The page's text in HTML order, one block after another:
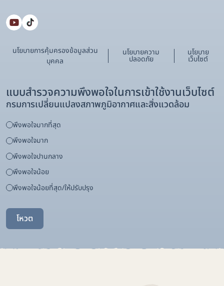
นโยบายการคุ้มครองข้อมูลส่วน
บุคคล
นโยบายความ
ปลอดภัย
นโยบาย
เว็บไซต์
แบบสำรวจความพึงพอใจในการเข้าใช้งานเว็บไซต์
กรมการเปลี่ยนแปลงสภาพภูมิอากาศและสิ่งแวดล้อม
พึงพอใจมากที่สุด
พึงพอใจมาก
พึงพอใจปานกลาง
พึงพอใจน้อย
พึงพอใจน้อยที่สุด/ให้ปรับปรุง
โหวต